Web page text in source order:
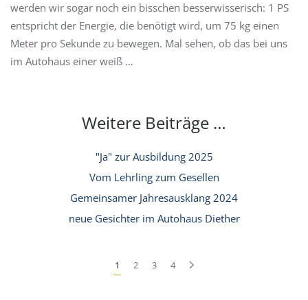
werden wir sogar noch ein bisschen besserwisserisch: 1 PS
entspricht der Energie, die benötigt wird, um 75 kg einen
Meter pro Sekunde zu bewegen. Mal sehen, ob das bei uns
im Autohaus einer weiß …
Weitere Beiträge …
"Ja" zur Ausbildung 2025
Vom Lehrling zum Gesellen
Gemeinsamer Jahresausklang 2024
neue Gesichter im Autohaus Diether
1 2 3 4